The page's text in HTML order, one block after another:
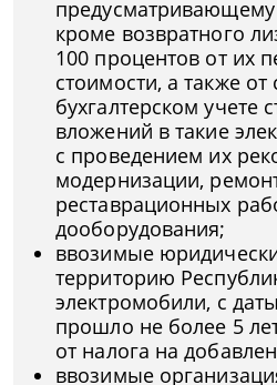
кроме возвратного
100 процентов от их
стоимости, а также
бухгалтерском учете
вложений в такие
с проведением их
модернизации,
реставрационных
дооборудования;
ввозимые
территорию
электромобили, с
прошло не более 5
от налога на
ввозимые